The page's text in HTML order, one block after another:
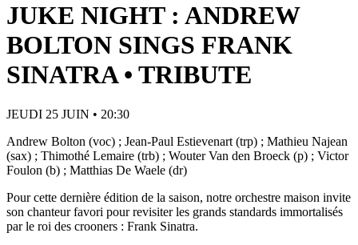
JUKE NIGHT : ANDREW
BOLTON SINGS FRANK
SINATRA • TRIBUTE
JEUDI 25 JUIN • 20:30
Andrew Bolton (voc) ; Jean-Paul Estievenart (trp) ; Mathieu Najean
(sax) ; Thimothé Lemaire (trb) ; Wouter Van den Broeck (p) ; Victor
Foulon (b) ; Matthias De Waele (dr)
Pour cette dernière édition de la saison, notre orchestre maison invite
son chanteur favori pour revisiter les grands standards immortalisés
par le roi des crooners : Frank Sinatra.